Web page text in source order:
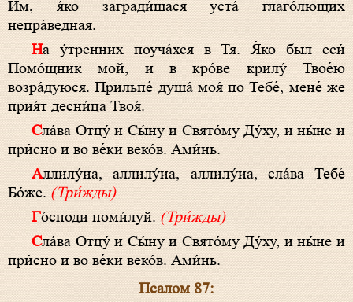
Им, я́ко загради́шася уста́ глаго́лющих
непра́ведная.
На у́тренних поуча́хся в Тя. Я́ко был еси́
Помо́щник мой, и в кро́ве крилу́ Твое́ю
возра́дуюся. Прильпе́ душа́ моя́ по Тебе́, мене́ же
прия́т десни́ца Твоя́.
Сла́ва Отцу́ и Сы́ну и Свято́му Ду́ху, и ны́не и
при́сно и во ве́ки веко́в. Ами́нь.
Аллилу́иа, аллилу́иа, аллилу́иа, сла́ва Тебе́
Бо́же.(Три́жды)
Го́споди поми́луй.(Три́жды)
Сла́ва Отцу́ и Сы́ну и Свято́му Ду́ху, и ны́не и
при́сно и во ве́ки веко́в. Ами́нь.
Псалом 87: